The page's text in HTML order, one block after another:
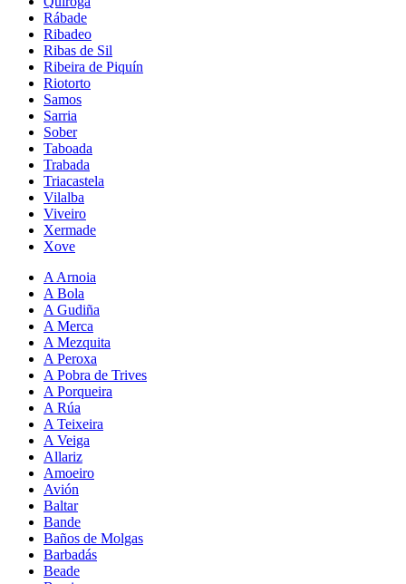
Rábade
Ribadeo
Ribas de Sil
Ribeira de Piquín
Riotorto
Samos
Sarria
Sober
Taboada
Trabada
Triacastela
Vilalba
Viveiro
Xermade
Xove
A Arnoia
A Bola
A Gudiña
A Merca
A Mezquita
A Peroxa
A Pobra de Trives
A Porqueira
A Rúa
A Teixeira
A Veiga
Allariz
Amoeiro
Avión
Baltar
Bande
Baños de Molgas
Barbadás
Beade